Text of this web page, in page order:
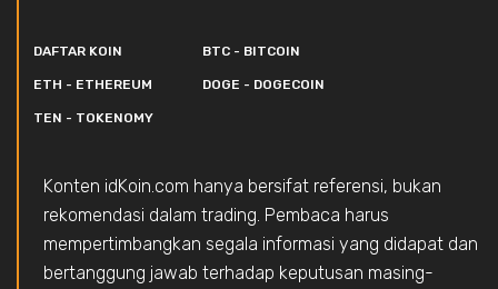
DAFTAR KOIN BTC - BITCOIN
ETH - ETHEREUM DOGE - DOGECOIN
TEN - TOKENOMY
Konten idKoin.com hanya bersifat referensi, bukan
rekomendasi dalam trading. Pembaca harus
mempertimbangkan segala informasi yang didapat dan
bertanggung jawab terhadap keputusan masing-